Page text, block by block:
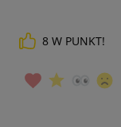
8 W PUNKT!